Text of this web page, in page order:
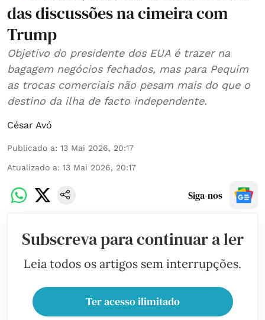
das discussões na cimeira com
Trump
Objetivo do presidente dos EUA é trazer na
bagagem negócios fechados, mas para Pequim
as trocas comerciais não pesam mais do que o
destino da ilha de facto independente.
César Avó
Publicado a: 13 Mai 2026, 20:17
Atualizado a: 13 Mai 2026, 20:17
Siga-nos
Subscreva para continuar a ler
Leia todos os artigos sem interrupções.
Ter acesso ilimitado